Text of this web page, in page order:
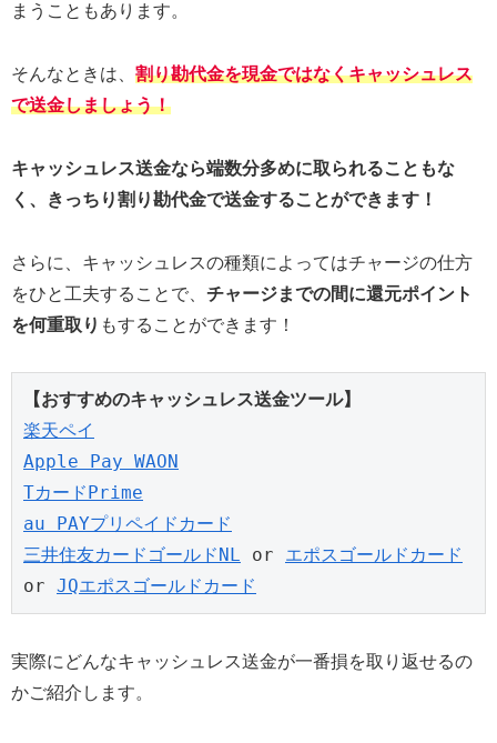
まうこともあります。
そんなときは、 割り勘代金を現金ではなくキャッシュレス
で送金しましょう！
キャッシュレス送金なら端数分多めに取られることもな
く、きっちり割り勘代金で送金することができます！
さらに、キャッシュレスの種類によってはチャージの仕方
をひと工夫することで、 チャージまでの間に還元ポイント
を何重取り もすることができます！
【おすすめのキャッシュレス送金ツール】
楽天ペイ
Apple Pay WAON
TカードPrime
au PAYプリペイドカード
三井住友カードゴールドNL or エポスゴールドカード
or JQエポスゴールドカード
実際にどんなキャッシュレス送金が一番損を取り返せるの
かご紹介します。